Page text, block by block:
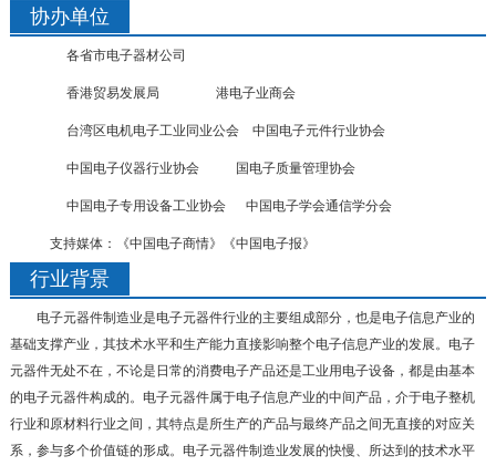
协办单位
各省市电子器材公司
香港贸易发展局 港电子业商会
台湾区电机电子工业同业公会 中国电子元件行业协会
中国电子仪器行业协会 国电子质量管理协会
中国电子专用设备工业协会 中国电子学会通信学分会
支持媒体：《中国电子商情》《中国电子报》
行业背景
电子元器件制造业是电子元器件行业的主要组成部分，也是电子信息产业的
基础支撑产业，其技术水平和生产能力直接影响整个电子信息产业的发展。电子
元器件无处不在，不论是日常的消费电子产品还是工业用电子设备，都是由基本
的电子元器件构成的。电子元器件属于电子信息产业的中间产品，介于电子整机
行业和原材料行业之间，其特点是所生产的产品与最终产品之间无直接的对应关
系，参与多个价值链的形成。电子元器件制造业发展的快慢、所达到的技术水平